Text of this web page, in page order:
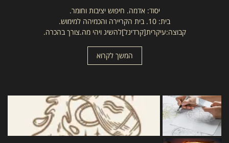
יסוד: אדמה. חיפוש יציבות וחומר.
בית: 10. בית הקריירה והכמיהה למימוש.
קבוצה:עיקרית[קרדינל]להשיג ויהי מה.צורך בהכרה.
המשך לקרוא